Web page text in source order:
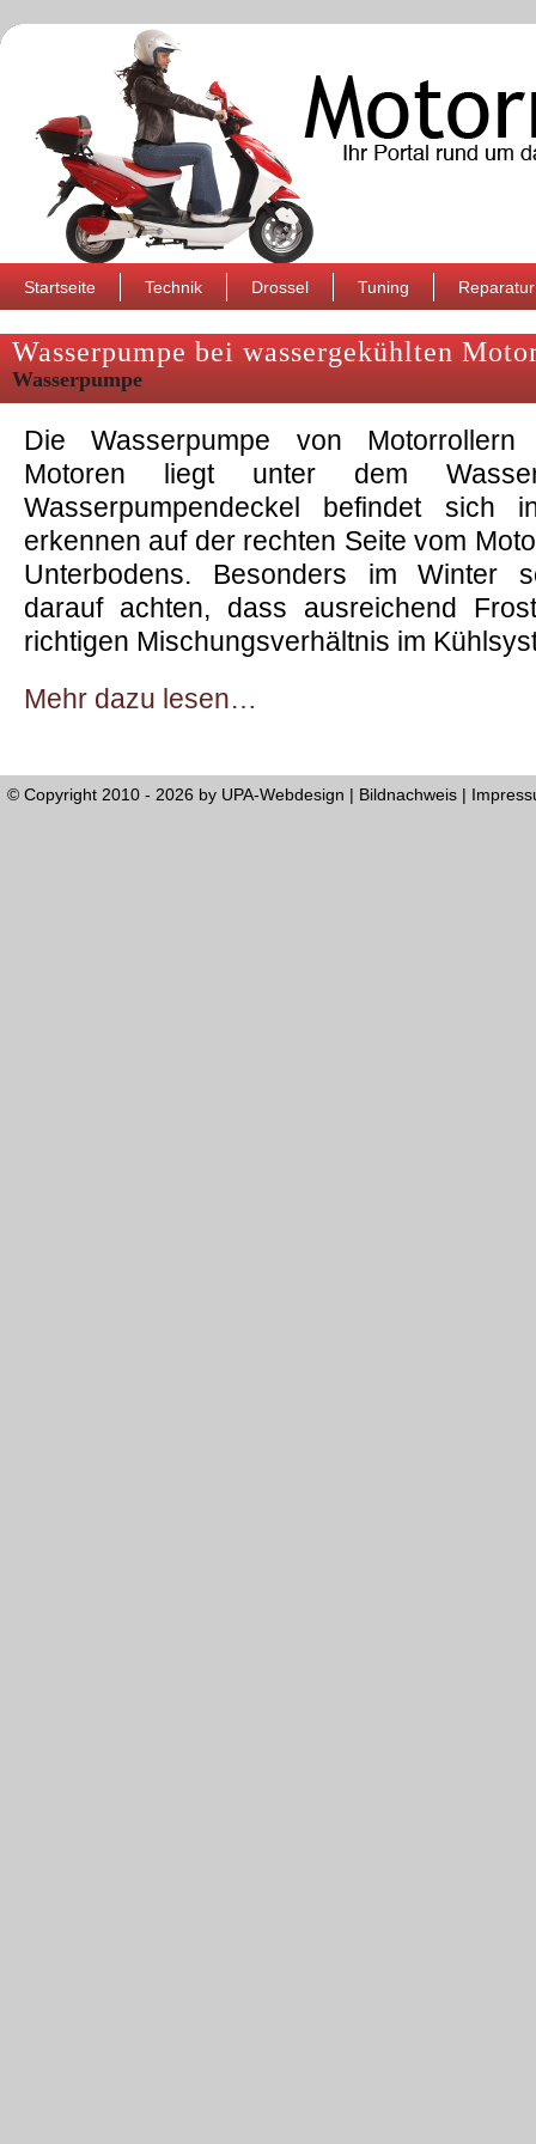
Startseite Technik Drossel Tuning Reparatur
Wasserpumpe bei wassergekühlten
Wasserpumpe
Die Wasserpumpe von Motorrollern
Motoren liegt unter dem
Wasserpumpendeckel befindet
erkennen auf der rechten Seite vom
Unterbodens. Besonders im Winter
darauf achten, dass ausreichend
richtigen Mischungsverhältnis im
Mehr dazu lesen…
© Copyright 2010 - 2026 by UPA-Webdesign | Bildnachweis |